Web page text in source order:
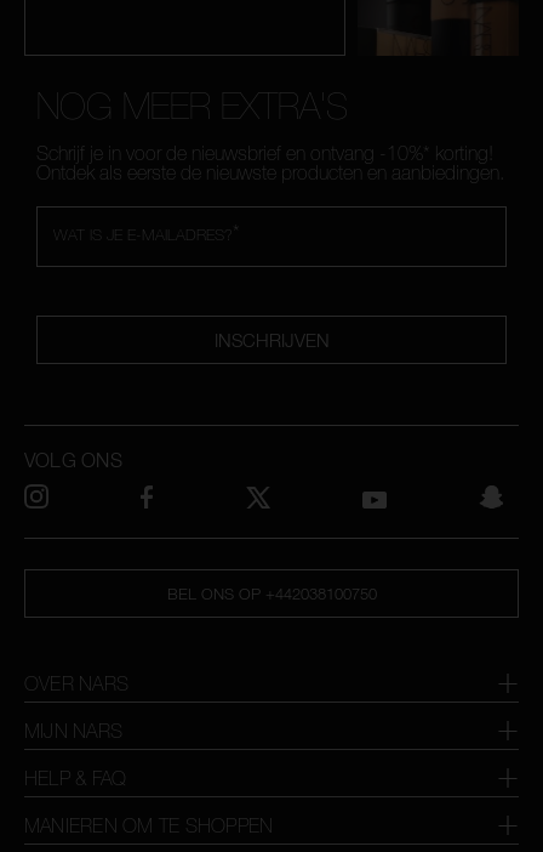
NOG MEER EXTRA'S
Schrijf je in voor de nieuwsbrief en ontvang -10%* korting!
Ontdek als eerste de nieuwste producten en aanbiedingen.
*
WAT IS JE E-MAILADRES?
INSCHRIJVEN
BEL ONS OP +442038100750
OVER NARS
MIJN NARS
HELP & FAQ
MANIEREN OM TE SHOPPEN
VOLG ONS